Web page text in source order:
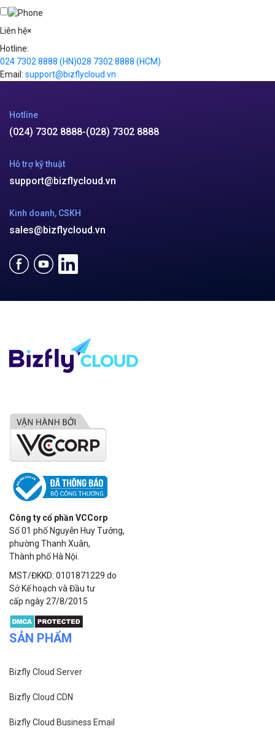
Videos
Liên hệ×
Hotline:
024 7302 8888 (HN)028 7302 8888 (HCM)
Email: support@bizflycloud.vn
Hotline
(024) 7302 8888-(028) 7302 8888
Hỗ trợ kỹ thuật
support@bizflycloud.vn
Kinh doanh, CSKH
sales@bizflycloud.vn
Công ty cổ phần VCCorp
Số 01 phố Nguyễn Huy Tưởng,
phường Thanh Xuân,
Thành phố Hà Nội.
MST/ĐKKD: 0101871229 do
Sở Kế hoạch và Đầu tư
cấp ngày 27/8/2015
Bizfly Cloud Server
Bizfly Cloud CDN